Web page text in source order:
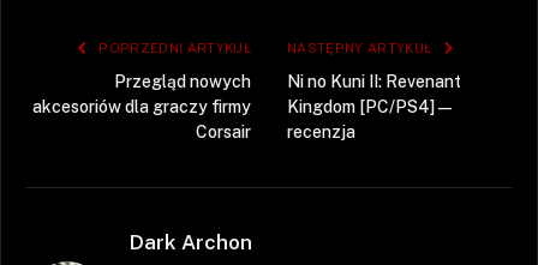
POPRZEDNI ARTYKUŁ
Przegląd nowych
akcesoriów dla graczy firmy
Corsair
NASTĘPNY ARTYKUŁ
Ni no Kuni II: Revenant
Kingdom [PC/PS4] —
recenzja
Dark Archon